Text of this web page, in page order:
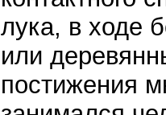
лука, в ходе
или
постижения